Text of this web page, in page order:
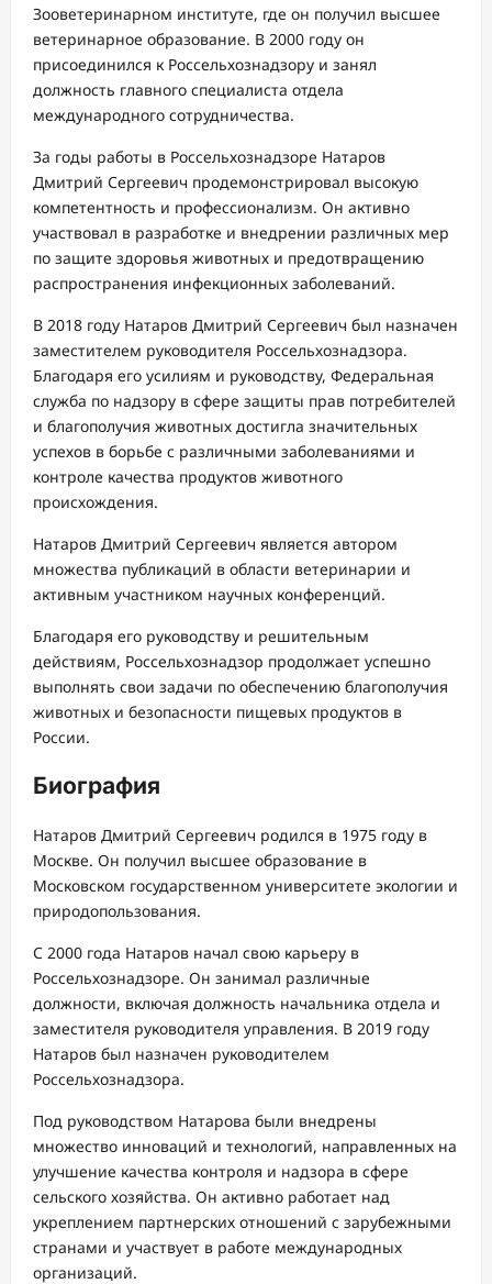
Зооветеринарном институте, где он получил высшее
ветеринарное образование. В 2000 году он
присоединился к Россельхознадзору и занял
должность главного специалиста отдела
международного сотрудничества.
За годы работы в Россельхознадзоре Натаров
Дмитрий Сергеевич продемонстрировал высокую
компетентность и профессионализм. Он активно
участвовал в разработке и внедрении различных мер
по защите здоровья животных и предотвращению
распространения инфекционных заболеваний.
В 2018 году Натаров Дмитрий Сергеевич был назначен
заместителем руководителя Россельхознадзора.
Благодаря его усилиям и руководству, Федеральная
служба по надзору в сфере защиты прав потребителей
и благополучия животных достигла значительных
успехов в борьбе с различными заболеваниями и
контроле качества продуктов животного
происхождения.
Натаров Дмитрий Сергеевич является автором
множества публикаций в области ветеринарии и
активным участником научных конференций.
Благодаря его руководству и решительным
действиям, Россельхознадзор продолжает успешно
выполнять свои задачи по обеспечению благополучия
животных и безопасности пищевых продуктов в
России.
Биография
Натаров Дмитрий Сергеевич родился в 1975 году в
Москве. Он получил высшее образование в
Московском государственном университете экологии и
природопользования.
С 2000 года Натаров начал свою карьеру в
Россельхознадзоре. Он занимал различные
должности, включая должность начальника отдела и
заместителя руководителя управления. В 2019 году
Натаров был назначен руководителем
Россельхознадзора.
Под руководством Натарова были внедрены
множество инноваций и технологий, направленных на
улучшение качества контроля и надзора в сфере
сельского хозяйства. Он активно работает над
укреплением партнерских отношений с зарубежными
странами и участвует в работе международных
организаций.